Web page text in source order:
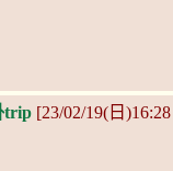
trip [23/02/19(日